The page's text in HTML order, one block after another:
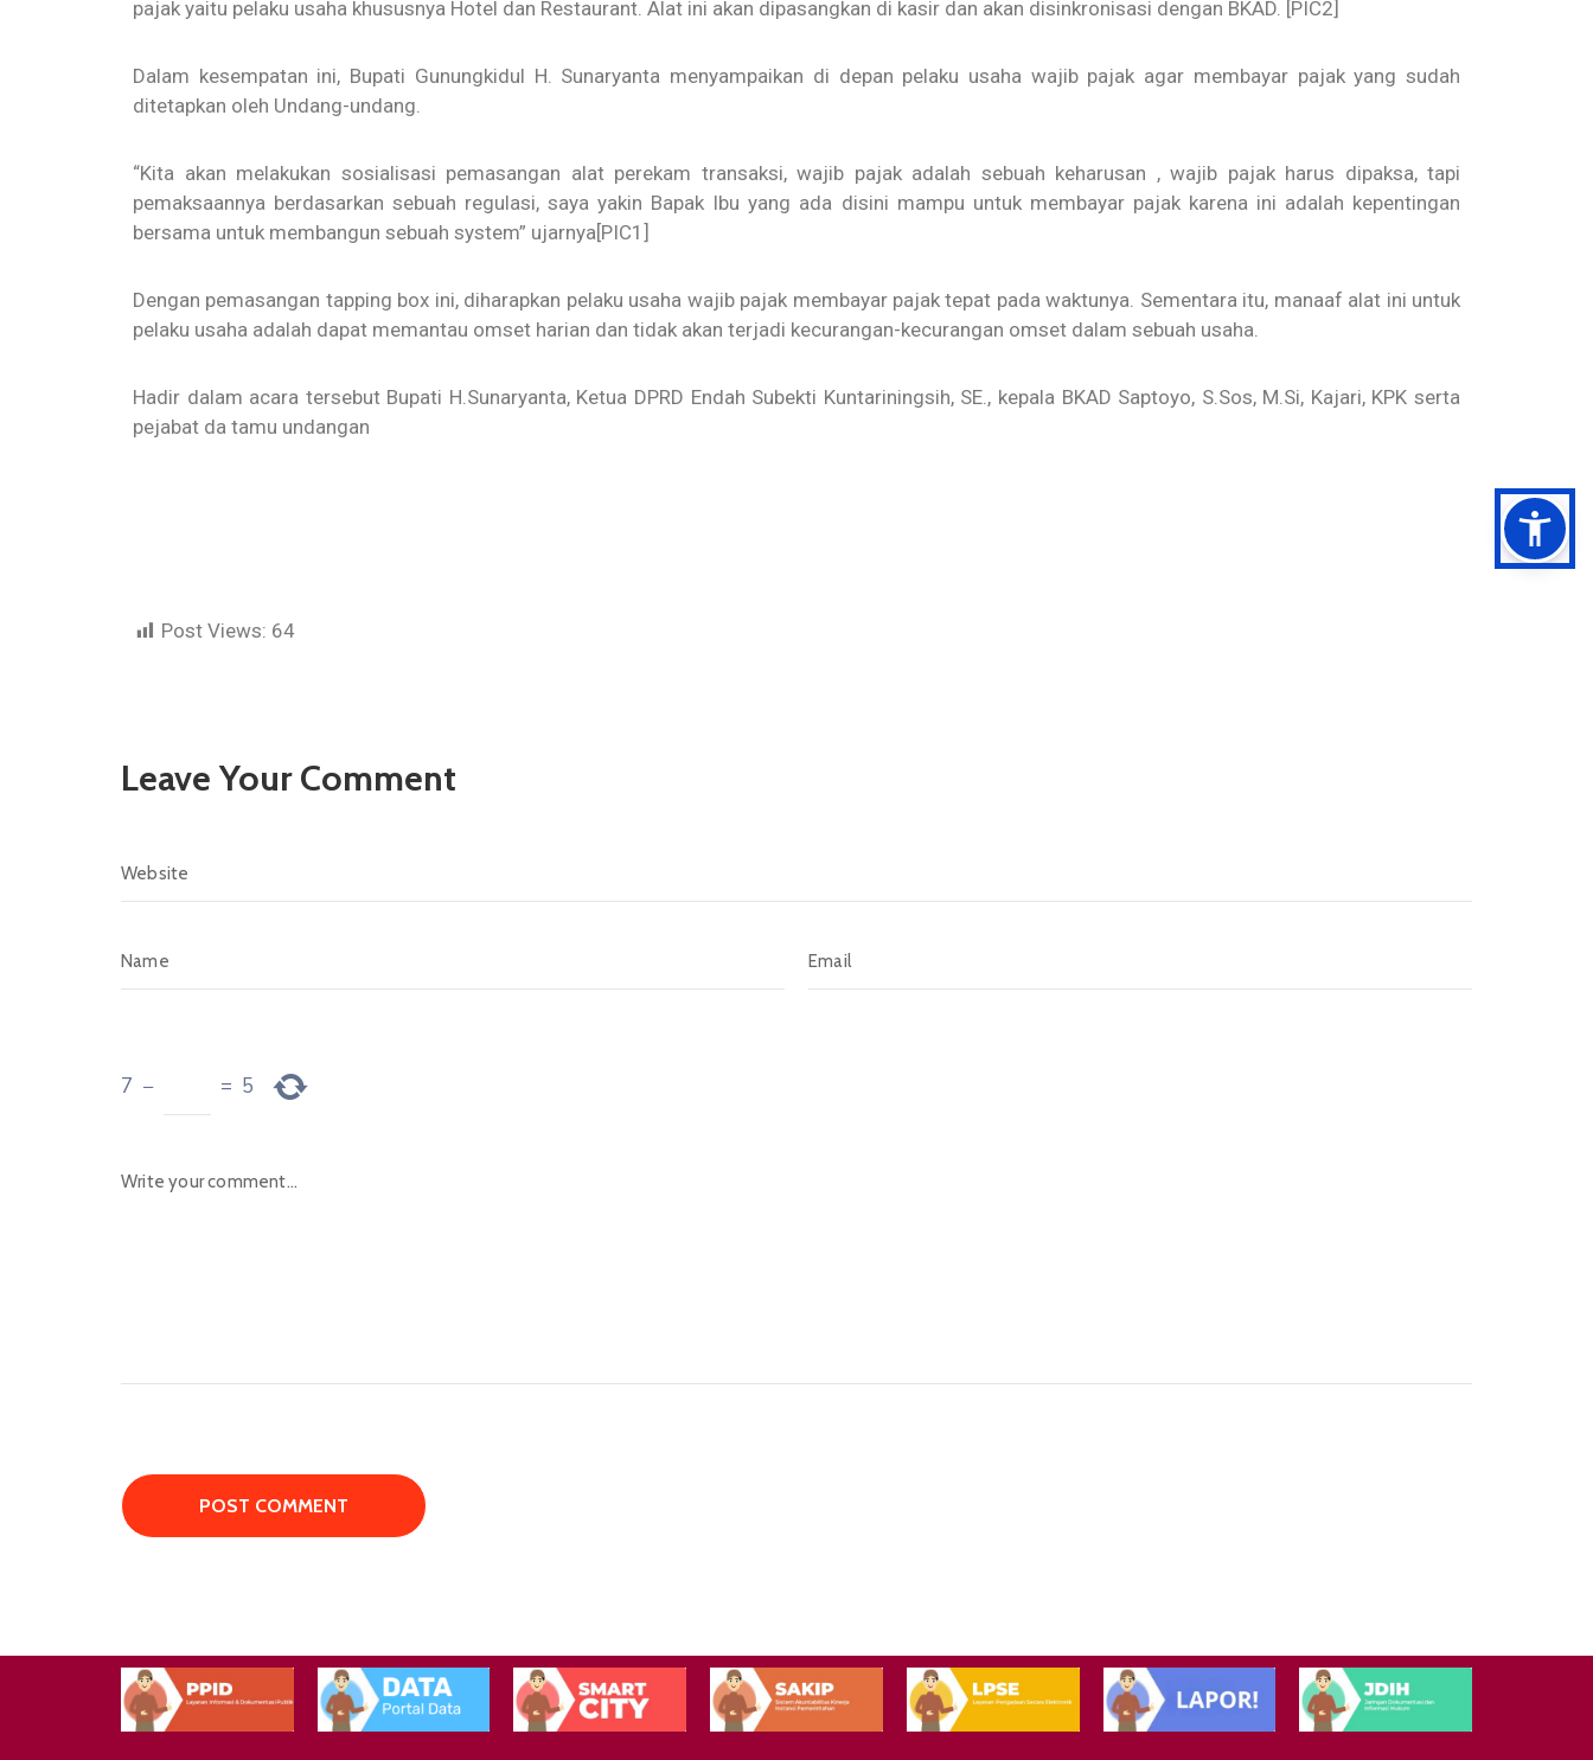
pajak yaitu pelaku usaha khususnya Hotel dan Restaurant. Alat ini akan dipasangkan di kasir dan akan disinkronisasi dengan BKAD. [PIC2]
Dalam kesempatan ini, Bupati Gunungkidul H. Sunaryanta menyampaikan di depan pelaku usaha wajib pajak agar membayar pajak yang sudah
ditetapkan oleh Undang-undang.
“Kita akan melakukan sosialisasi pemasangan alat perekam transaksi, wajib pajak adalah sebuah keharusan , wajib pajak harus dipaksa, tapi
pemaksaannya berdasarkan sebuah regulasi, saya yakin Bapak Ibu yang ada disini mampu untuk membayar pajak karena ini adalah kepentingan
bersama untuk membangun sebuah system” ujarnya[PIC1]
Dengan pemasangan tapping box ini, diharapkan pelaku usaha wajib pajak membayar pajak tepat pada waktunya. Sementara itu, manaaf alat ini untuk
pelaku usaha adalah dapat memantau omset harian dan tidak akan terjadi kecurangan-kecurangan omset dalam sebuah usaha.
Hadir dalam acara tersebut Bupati H.Sunaryanta, Ketua DPRD Endah Subekti Kuntariningsih, SE., kepala BKAD Saptoyo, S.Sos, M.Si, Kajari, KPK serta
pejabat da tamu undangan
Post Views: 64
Leave Your Comment
7 − = 5